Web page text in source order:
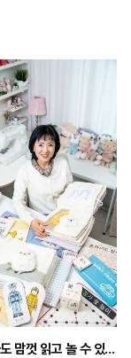
“시각장애아도 맘껏 읽고 놀 수 있게 한 땀 한 땀 희망을 만들어요”